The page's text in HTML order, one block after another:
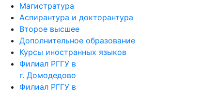
Магистратура
Аспирантура и докторантура
Второе высшее
Дополнительное образование
Курсы иностранных языков
Филиал РГГУ в
г. Домодедово
Филиал РГГУ в